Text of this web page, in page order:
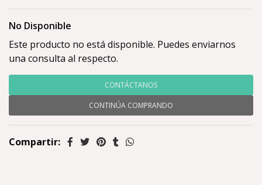
No Disponible
Este producto no está disponible. Puedes enviarnos
una consulta al respecto.
CONTÁCTANOS
CONTINÚA COMPRANDO
Compartir: